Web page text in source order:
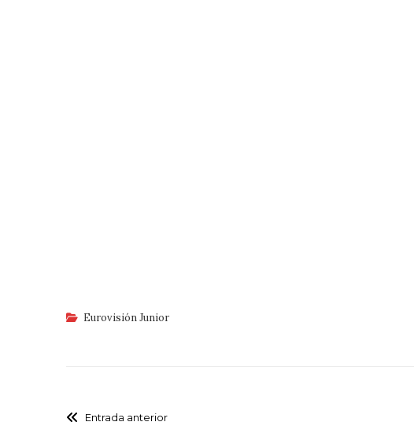
Eurovisión Junior
Entrada anterior